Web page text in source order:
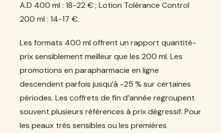
A.D 400 ml : 18-22 € ; Lotion Tolérance Control
200 ml : 14-17 €.
Les formats 400 ml offrent un rapport quantité-
prix sensiblement meilleur que les 200 ml. Les
promotions en parapharmacie en ligne
descendent parfois jusqu’à -25 % sur certaines
périodes. Les coffrets de fin d’année regroupent
souvent plusieurs références à prix dégressif. Pour
les peaux très sensibles ou les premières